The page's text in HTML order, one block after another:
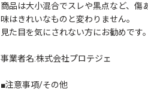
商品は大小混合でスレや黒点など、傷
味はきれいなものと変わりません。
見た目を気にされない方にお勧めです。
事業者名:株式会社プロテジェ
■注意事項/その他